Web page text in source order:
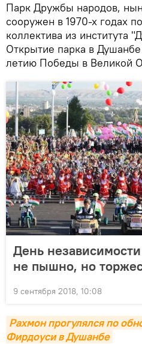
Парк Дружбы народов,
сооружен в 1970-х годах
коллектива из института
Открытие парка в
летию Победы в Великой
День
не пышно, но
9 сентября 2018, 10:08
Рахмон прогулялся по
Фирдоуси в Душанбе